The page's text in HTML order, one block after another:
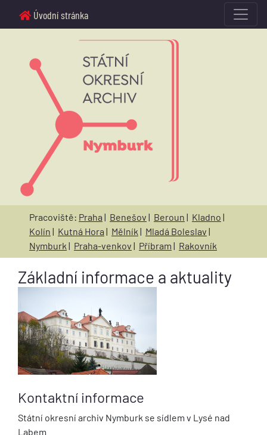
Úvodní stránka
Pracoviště: Praha | Benešov | Beroun | Kladno |
Kolín | Kutná Hora | Mělník | Mladá Boleslav |
Nymburk | Praha-venkov | Příbram | Rakovník
Základní informace a aktuality
Kontaktní informace
Státní okresní archiv Nymburk se sídlem v Lysé nad
Labem